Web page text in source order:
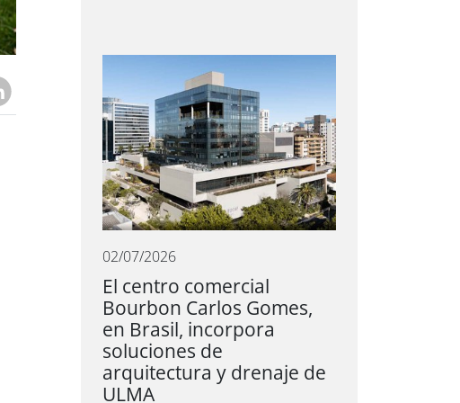
02/07/2026
El centro comercial
Bourbon Carlos Gomes,
en Brasil, incorpora
soluciones de
arquitectura y drenaje de
ULMA